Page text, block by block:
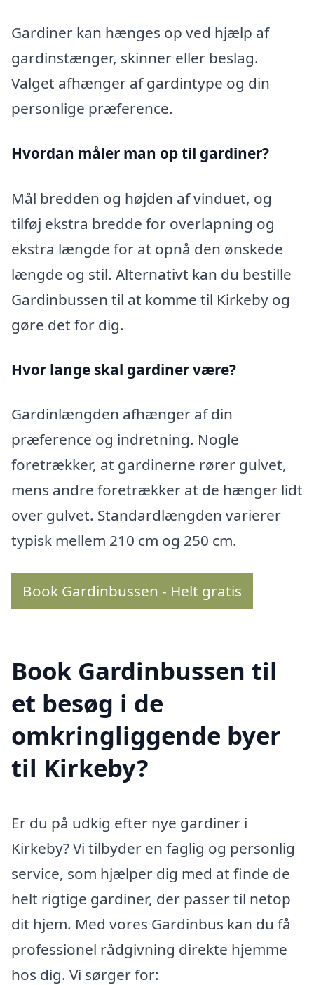
Gardiner kan hænges op ved hjælp af
gardinstænger, skinner eller beslag.
Valget afhænger af gardintype og din
personlige præference.
Hvordan måler man op til gardiner?
Mål bredden og højden af vinduet, og
tilføj ekstra bredde for overlapning og
ekstra længde for at opnå den ønskede
længde og stil. Alternativt kan du bestille
Gardinbussen til at komme til Kirkeby og
gøre det for dig.
Hvor lange skal gardiner være?
Gardinlængden afhænger af din
præference og indretning. Nogle
foretrækker, at gardinerne rører gulvet,
mens andre foretrækker at de hænger lidt
over gulvet. Standardlængden varierer
typisk mellem 210 cm og 250 cm.
Book Gardinbussen - Helt gratis
Book Gardinbussen til
et besøg i de
omkringliggende byer
til Kirkeby?
Er du på udkig efter nye gardiner i
Kirkeby? Vi tilbyder en faglig og personlig
service, som hjælper dig med at finde de
helt rigtige gardiner, der passer til netop
dit hjem. Med vores Gardinbus kan du få
professionel rådgivning direkte hjemme
hos dig. Vi sørger for: